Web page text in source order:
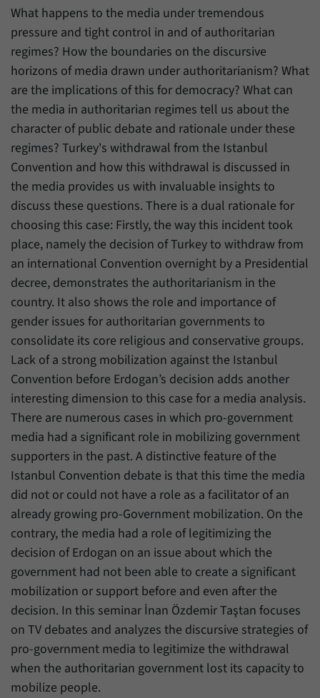
What happens to the media under tremendous
pressure and tight control in and of authoritarian
regimes? How the boundaries on the discursive
horizons of media drawn under authoritarianism? What
are the implications of this for democracy? What can
the media in authoritarian regimes tell us about the
character of public debate and rationale under these
regimes? Turkey's withdrawal from the Istanbul
Convention and how this withdrawal is discussed in
the media provides us with invaluable insights to
discuss these questions. There is a dual rationale for
choosing this case: Firstly, the way this incident took
place, namely the decision of Turkey to withdraw from
an international Convention overnight by a Presidential
decree, demonstrates the authoritarianism in the
country. It also shows the role and importance of
gender issues for authoritarian governments to
consolidate its core religious and conservative groups.
Lack of a strong mobilization against the Istanbul
Convention before Erdogan’s decision adds another
interesting dimension to this case for a media analysis.
There are numerous cases in which pro-government
media had a significant role in mobilizing government
supporters in the past. A distinctive feature of the
Istanbul Convention debate is that this time the media
did not or could not have a role as a facilitator of an
already growing pro-Government mobilization. On the
contrary, the media had a role of legitimizing the
decision of Erdogan on an issue about which the
government had not been able to create a significant
mobilization or support before and even after the
decision. In this seminar İnan Özdemir Taştan focuses
on TV debates and analyzes the discursive strategies of
pro-government media to legitimize the withdrawal
when the authoritarian government lost its capacity to
mobilize people.
Name SgCookieOptin.lastPreferences
Laufzeit 1 Jahr
Zweck
Dieser Wert speichert Ihre Consent-
generierte ID, für die historische Speicherung
Ihrer vorgenommen Einstellungen, falls der
Webseiten-Betreiber dies eingestellt hat.
Name _pk_id
Anbieter Matomo
Laufzeit 13 Monate
Zweck
Mit diesem Cookie können wir Informationen
über Benutzer unserer Internetseite
speichern, zum Beispiel die Besucher-ID.
Anbieter Matomo
Laufzeit 6 Monate
Zweck
Mit diesem Cookie können wir speichern, von
welcher Internetseite oder Suchmaschine
Besucher durch eine Verlinkung auf unsere
Internetseite weitergeleitet wurden.
Name _pk_ses
Anbieter Matomo
Laufzeit 30 Minuten
Zweck
Mit diesem Cookie können wir für kurze Zeit
Daten über den aktuellen Aufenthalt von
speichern.
Cookie-Informationen anzeigen